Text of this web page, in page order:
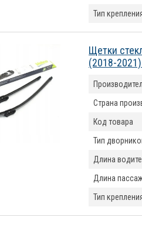
Тип
Щетки
(2018-
Страна
Код товара
Тип
Длина
Длина
Тип